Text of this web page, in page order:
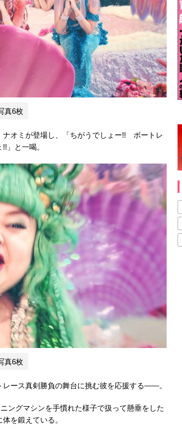
真6枚
ナオミが登場し、「ちがうでしょー!! ボートレ
」と一喝。
真6枚
ース真剣勝負の舞台に挑む彼を応援する――。
ングマシンを手慣れた様子で扱って懸垂をした
を鍛えている。